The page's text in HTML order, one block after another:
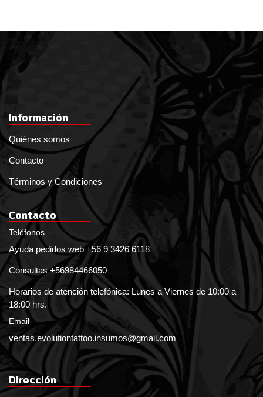
Información
Quiénes somos
Contacto
Términos y Condiciones
Contacto
Teléfonos
Ayuda pedidos web +56 9 3426 6118
Consultas +56984466050
Horarios de atención telefónica: Lunes a Viernes de 10:00 a
18:00 hrs.
Email
ventas.evolutiontattoo.insumos@gmail.com
Dirección